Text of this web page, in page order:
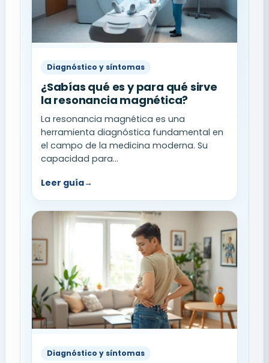
Diagnóstico y síntomas
¿Sabías qué es y para qué sirve
la resonancia magnética?
La resonancia magnética es una
herramienta diagnóstica fundamental en
el campo de la medicina moderna. Su
capacidad para...
Leer guía→
Diagnóstico y síntomas